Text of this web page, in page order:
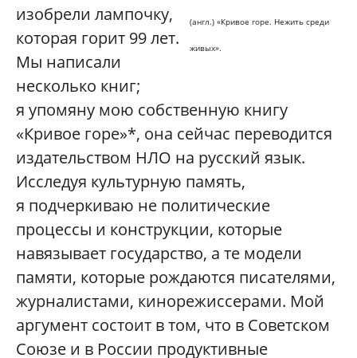
(англ.) «Кривое горе. Нежить среди
живых».
изобрели лампочку,
которая горит 99 лет.
Мы написали
несколько книг;
я упомяну мою собственную книгу
«Кривое горе»*, она сейчас переводится
издательством НЛО на русский язык.
Исследуя культурную память,
я подчеркиваю не политические
процессы и конструкции, которые
навязывает государство, а те модели
памяти, которые рождаются писателями,
журналистами, кинорежиссерами. Мой
аргумент состоит в том, что в Советском
Союзе и в России продуктивные